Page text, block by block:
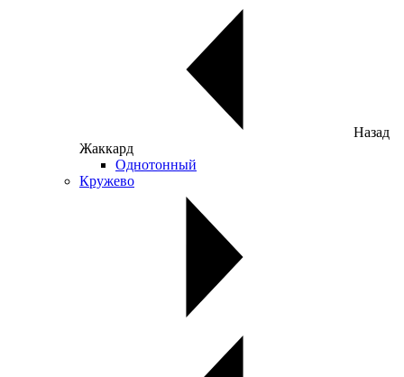
Назад
Жаккард
Однотонный
Кружево